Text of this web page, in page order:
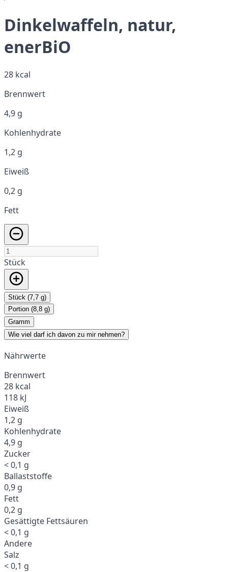
Dinkelwaffeln, natur,
enerBiO
28 kcal
Brennwert
4,9 g
Kohlenhydrate
1,2 g
Eiweiß
0,2 g
Fett
Stück
Stück (7,7 g)
Portion (8,8 g)
Gramm
Wie viel darf ich davon zu mir nehmen?
Nährwerte
Brennwert
28 kcal
118 kJ
Eiweiß
1,2 g
Kohlenhydrate
4,9 g
Zucker
< 0,1 g
Ballaststoffe
0,9 g
Fett
0,2 g
Gesättigte Fettsäuren
< 0,1 g
Andere
Salz
< 0,1 g